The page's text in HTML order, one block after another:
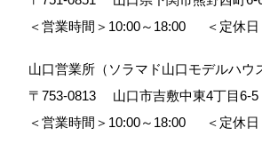
＜営業時間＞10:00～18:00
＜定休
山口営業所（ソラマド山口モデルハウ
〒753-0813
山口市吉敷中東4丁目6-
＜営業時間＞10:00～18:00
＜定休